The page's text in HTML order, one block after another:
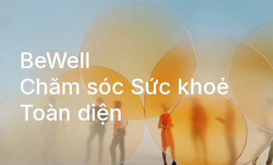
BeWell
Chăm sóc Sức khoẻ
Toàn diện